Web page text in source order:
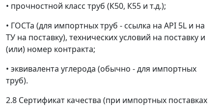
• прочностной класс труб (К50, К55 и т.д.);
• ГОСТа (для импортных труб - ссылка на API 5L и на
ТУ на поставку), технических условий на поставку и
(или) номер контракта;
• эквивалента углерода (обычно - для импортных
труб).
2.8 Сертификат качества (при импортных поставках